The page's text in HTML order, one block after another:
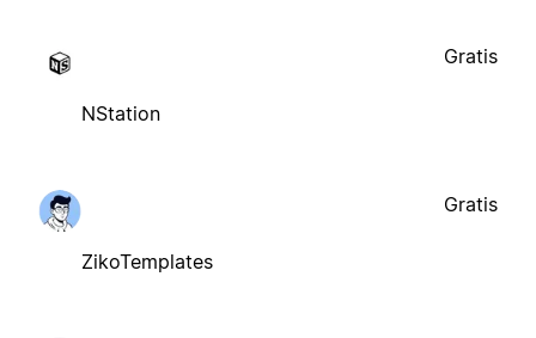
NStation
Gratis
ZikoTemplates
Gratis